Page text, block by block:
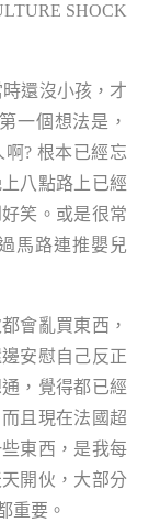
SHOCK
還沒小孩，才
一個想法是，
? 根本已經忘
八點路上已經
笑。或是很常
馬路連推嬰兒
會亂買東西，
安慰自己反正
，覺得都已經
且現在法國超
東西，是我每
開伙，大部分
重要。